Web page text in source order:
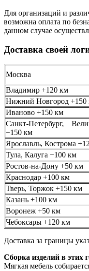
Для организаций и
возможна оплата по
данном случае
Доставка своей
Москва
Владимир +120 км
Нижний Новгород +150
Иваново +150 км
Санкт-Петербург,
+150 км
Ярославль, Кострома
Тула, Калуга +100 км
Ростов-на-Дону +50 км
Краснодар +100 км
Тверь, Торжок +150 км
Казань +100 км
Воронеж +50 км
Чебоксары +120 км
Доставка за границы
Сборка изделий в этих
Мягкая мебель